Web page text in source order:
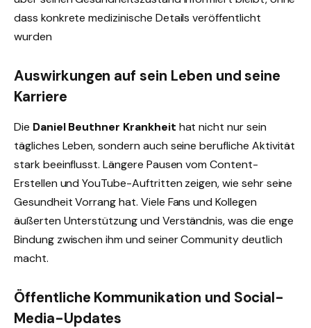
dass konkrete medizinische Details veröffentlicht
wurden
Auswirkungen auf sein Leben und seine
Karriere
Die Daniel Beuthner Krankheit hat nicht nur sein
tägliches Leben, sondern auch seine berufliche Aktivität
stark beeinflusst. Längere Pausen vom Content-
Erstellen und YouTube-Auftritten zeigen, wie sehr seine
Gesundheit Vorrang hat. Viele Fans und Kollegen
äußerten Unterstützung und Verständnis, was die enge
Bindung zwischen ihm und seiner Community deutlich
macht.
Öffentliche Kommunikation und Social-
Media-Updates